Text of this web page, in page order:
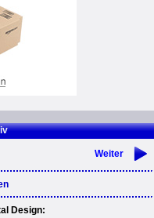
Weiter
Design: